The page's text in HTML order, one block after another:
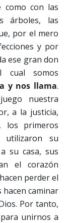
como con las
árboles, las
por el mero
y por
ese gran don
cual somos
y nos llama.
nuestra
a la justicia,
los primeros
utilizaron su
su casa, sus
el corazón
perder el
hacen caminar
Por tanto,
unirnos a